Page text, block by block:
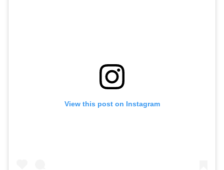
View this post on Instagram